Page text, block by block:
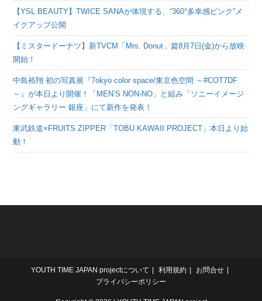
【YSL BEAUTY】TWICE SANAが体現する、“360°多幸感ピンク”メ
イクアップ公開
【ミスタードーナツ】新TVCM「Mrs. Donut」篇8月7日(金)から放映
開始！
中島裕翔 初の写真展『7okyo color space/東京色空間 ～#COT7DF
～』が本日より開催！「MEN’S NON-NO」と組み「ソニーイメージ
ングギャラリー 銀座」にて新作を発表！
東武鉄道×FRUITS ZIPPER「TOBU KAWAII PROJECT」本日より始
動！
YOUTH TIME JAPAN projectについて 利用規約
お問合せ
プライバシーポリシー